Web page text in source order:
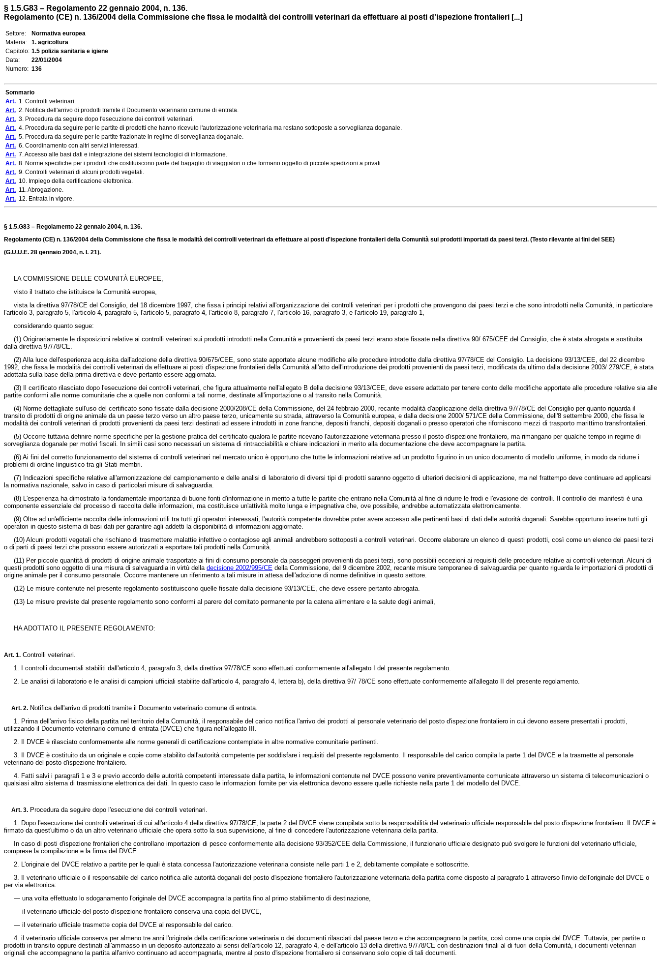
§ 1.5.G83 – Regolamento 22 gennaio 2004, n. 136.
Regolamento (CE) n. 136/2004 della Commissione che fissa le modalità dei controlli veterinari da effettuare ai posti d'ispezione frontalieri [...]
Settore:
Normativa europea
Materia:
1. agricoltura
Capitolo: 1.5 polizia sanitaria e igiene
Data:
22/01/2004
Numero: 136
Sommario
Art. 1. Controlli veterinari.
Art. 2. Notifica dell'arrivo di prodotti tramite il Documento veterinario comune di entrata.
Art. 3. Procedura da seguire dopo l'esecuzione dei controlli veterinari.
Art. 4. Procedura da seguire per le partite di prodotti che hanno ricevuto l'autorizzazione veterinaria ma restano sottoposte a sorveglianza doganale.
Art. 5. Procedura da seguire per le partite frazionate in regime di sorveglianza doganale.
Art. 6. Coordinamento con altri servizi interessati.
Art. 7. Accesso alle basi dati e integrazione dei sistemi tecnologici di informazione.
Art. 8. Norme specifiche per i prodotti che costituiscono parte del bagaglio di viaggiatori o che formano oggetto di piccole spedizioni a privati
Art. 9. Controlli veterinari di alcuni prodotti vegetali.
Art. 10. Impiego della certificazione elettronica.
Art. 11. Abrogazione.
Art. 12. Entrata in vigore.
§ 1.5.G83 – Regolamento 22 gennaio 2004, n. 136.
Regolamento (CE) n. 136/2004 della Commissione che fissa le modalità dei controlli veterinari da effettuare ai posti d'ispezione frontalieri della Comunità sui prodotti importati da paesi terzi. (Testo rilevante ai fini del SEE)
(G.U.U.E. 28 gennaio 2004, n. L 21).
LA COMMISSIONE DELLE COMUNITÀ EUROPEE,
visto il trattato che istituisce la Comunità europea,
vista la direttiva 97/78/CE del Consiglio, del 18 dicembre 1997, che fissa i principi relativi all'organizzazione dei controlli veterinari per i prodotti che provengono dai paesi terzi e che sono introdotti nella Comunità, in particolare
l'articolo 3, paragrafo 5, l'articolo 4, paragrafo 5, l'articolo 5, paragrafo 4, l'articolo 8, paragrafo 7, l'articolo 16, paragrafo 3, e l'articolo 19, paragrafo 1,
considerando quanto segue:
(1) Originariamente le disposizioni relative ai controlli veterinari sui prodotti introdotti nella Comunità e provenienti da paesi terzi erano state fissate nella direttiva 90/ 675/CEE del Consiglio, che è stata abrogata e sostituita
dalla direttiva 97/78/CE.
(2) Alla luce dell'esperienza acquisita dall'adozione della direttiva 90/675/CEE, sono state apportate alcune modifiche alle procedure introdotte dalla direttiva 97/78/CE del Consiglio. La decisione 93/13/CEE, del 22 dicembre
1992, che fissa le modalità dei controlli veterinari da effettuare ai posti d'ispezione frontalieri della Comunità all'atto dell'introduzione dei prodotti provenienti da paesi terzi, modificata da ultimo dalla decisione 2003/ 279/CE, è stata
adottata sulla base della prima direttiva e deve pertanto essere aggiornata.
(3)
Il certificato rilasciato dopo l'esecuzione dei controlli veterinari, che figura attualmente nell'allegato B della decisione 93/13/CEE, deve essere adattato per tenere conto delle modifiche apportate alle procedure relative sia alle
partite conformi alle norme comunitarie che a quelle non conformi a tali norme, destinate all'importazione o al transito nella Comunità.
(4) Norme dettagliate sull'uso del certificato sono fissate dalla decisione 2000/208/CE della Commissione, del 24 febbraio 2000, recante modalità d'applicazione della direttiva 97/78/CE del Consiglio per quanto riguarda il
transito di prodotti di origine animale da un paese terzo verso un altro paese terzo, unicamente su strada, attraverso la Comunità europea, e dalla decisione 2000/ 571/CE della Commissione, dell'8 settembre 2000, che fissa le
modalità dei controlli veterinari di prodotti provenienti da paesi terzi destinati ad essere introdotti in zone franche, depositi franchi, depositi doganali o presso operatori che riforniscono mezzi di trasporto marittimo transfrontalieri.
(5) Occorre tuttavia definire norme specifiche per la gestione pratica del certificato qualora le partite ricevano l'autorizzazione veterinaria presso il posto d'ispezione frontaliero, ma rimangano per qualche tempo in regime di
sorveglianza doganale per motivi fiscali. In simili casi sono necessari un sistema di rintracciabilità e chiare indicazioni in merito alla documentazione che deve accompagnare la partita.
(6) Ai fini del corretto funzionamento del sistema di controlli veterinari nel mercato unico è opportuno che tutte le informazioni relative ad un prodotto figurino in un unico documento di modello uniforme, in modo da ridurre i
problemi di ordine linguistico tra gli Stati membri.
(7) Indicazioni specifiche relative all'armonizzazione del campionamento e delle analisi di laboratorio di diversi tipi di prodotti saranno oggetto di ulteriori decisioni di applicazione, ma nel frattempo deve continuare ad applicarsi
la normativa nazionale, salvo in caso di particolari misure di salvaguardia.
(8) L'esperienza ha dimostrato la fondamentale importanza di buone fonti d'informazione in merito a tutte le partite che entrano nella Comunità al fine di ridurre le frodi e l'evasione dei controlli. Il controllo dei manifesti è una
componente essenziale del processo di raccolta delle informazioni, ma costituisce un'attività molto lunga e impegnativa che, ove possibile, andrebbe automatizzata elettronicamente.
(9) Oltre ad un'efficiente raccolta delle informazioni utili tra tutti gli operatori interessati, l'autorità competente dovrebbe poter avere accesso alle pertinenti basi di dati delle autorità doganali. Sarebbe opportuno inserire tutti gli
operatori in questo sistema di basi dati per garantire agli addetti la disponibilità di informazioni aggiornate.
(10) Alcuni prodotti vegetali che rischiano di trasmettere malattie infettive o contagiose agli animali andrebbero sottoposti a controlli veterinari. Occorre elaborare un elenco di questi prodotti, così come un elenco dei paesi terzi
o di parti di paesi terzi che possono essere autorizzati a esportare tali prodotti nella Comunità.
(11) Per piccole quantità di prodotti di origine animale trasportate ai fini di consumo personale da passeggeri provenienti da paesi terzi, sono possibili eccezioni ai requisiti delle procedure relative ai controlli veterinari. Alcuni di
questi prodotti sono oggetto di una misura di salvaguardia in virtù della decisione 2002/995/CE della Commissione, del 9 dicembre 2002, recante misure temporanee di salvaguardia per quanto riguarda le importazioni di prodotti di
origine animale per il consumo personale. Occorre mantenere un riferimento a tali misure in attesa dell'adozione di norme definitive in questo settore.
(12) Le misure contenute nel presente regolamento sostituiscono quelle fissate dalla decisione 93/13/CEE, che deve essere pertanto abrogata.
(13) Le misure previste dal presente regolamento sono conformi al parere del comitato permanente per la catena alimentare e la salute degli animali,
HA ADOTTATO IL PRESENTE REGOLAMENTO:
Art. 1. Controlli veterinari.
1. I controlli documentali stabiliti dall'articolo 4, paragrafo 3, della direttiva 97/78/CE sono effettuati conformemente all'allegato I del presente regolamento.
2. Le analisi di laboratorio e le analisi di campioni ufficiali stabilite dall'articolo 4, paragrafo 4, lettera b), della direttiva 97/ 78/CE sono effettuate conformemente all'allegato II del presente regolamento.
Art. 2. Notifica dell'arrivo di prodotti tramite il Documento veterinario comune di entrata.
1. Prima dell'arrivo fisico della partita nel territorio della Comunità, il responsabile del carico notifica l'arrivo dei prodotti al personale veterinario del posto d'ispezione frontaliero in cui devono essere presentati i prodotti,
utilizzando il Documento veterinario comune di entrata (DVCE) che figura nell'allegato III.
2. Il DVCE è rilasciato conformemente alle norme generali di certificazione contemplate in altre normative comunitarie pertinenti.
3. Il DVCE è costituito da un originale e copie come stabilito dall'autorità competente per soddisfare i requisiti del presente regolamento. Il responsabile del carico compila la parte 1 del DVCE e la trasmette al personale
veterinario del posto d'ispezione frontaliero.
4. Fatti salvi i paragrafi 1 e 3 e previo accordo delle autorità competenti interessate dalla partita, le informazioni contenute nel DVCE possono venire preventivamente comunicate attraverso un sistema di telecomunicazioni o
qualsiasi altro sistema di trasmissione elettronica dei dati. In questo caso le informazioni fornite per via elettronica devono essere quelle richieste nella parte 1 del modello del DVCE.
Art. 3. Procedura da seguire dopo l'esecuzione dei controlli veterinari.
1. Dopo l'esecuzione dei controlli veterinari di cui all'articolo 4 della direttiva 97/78/CE, la parte 2 del DVCE viene compilata sotto la responsabilità del veterinario ufficiale responsabile del posto d'ispezione frontaliero. Il DVCE è
firmato da quest'ultimo o da un altro veterinario ufficiale che opera sotto la sua supervisione, al fine di concedere l'autorizzazione veterinaria della partita.
In caso di posti d'ispezione frontalieri che controllano importazioni di pesce conformemente alla decisione 93/352/CEE della Commissione, il funzionario ufficiale designato può svolgere le funzioni del veterinario ufficiale,
comprese la compilazione e la firma del DVCE.
2. L'originale del DVCE relativo a partite per le quali è stata concessa l'autorizzazione veterinaria consiste nelle parti 1 e 2, debitamente compilate e sottoscritte.
3. Il veterinario ufficiale o il responsabile del carico notifica alle autorità doganali del posto d'ispezione frontaliero l'autorizzazione veterinaria della partita come disposto al paragrafo 1 attraverso l'invio dell'originale del DVCE o
per via elettronica:
— una volta effettuato lo sdoganamento l'originale del DVCE accompagna la partita fino al primo stabilimento di destinazione,
— il veterinario ufficiale del posto d'ispezione frontaliero conserva una copia del DVCE,
— il veterinario ufficiale trasmette copia del DVCE al responsabile del carico.
4. il veterinario ufficiale conserva per almeno tre anni l'originale della certificazione veterinaria o dei documenti rilasciati dal paese terzo e che accompagnano la partita, così come una copia del DVCE. Tuttavia, per partite o
prodotti in transito oppure destinati all'ammasso in un deposito autorizzato ai sensi dell'articolo 12, paragrafo 4, e dell'articolo 13 della direttiva 97/78/CE con destinazioni finali al di fuori della Comunità, i documenti veterinari
originali che accompagnano la partita all'arrivo continuano ad accompagnarla, mentre al posto d'ispezione frontaliero si conservano solo copie di tali documenti.